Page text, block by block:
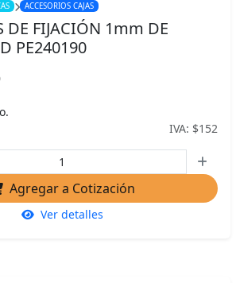
ACCESORIOS CAJAS
DE FIJACIÓN 1mm DE
PE240190
IVA: $152
Agregar a Cotización
Ver detalles